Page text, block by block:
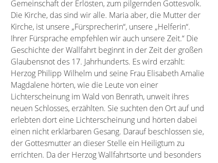
Gemeinschaft der Erlösten, zum pilgernden Gottesvolk.
Die Kirche, das sind wir alle. Maria aber, die Mutter der
Kirche, ist unsere „Fürsprecherin“, unsere „Helferin“.
Ihrer Fürsprache empfehlen wir auch unsere Zeit.“ Die
Geschichte der Wallfahrt beginnt in der Zeit der großen
Glaubensnot des 17. Jahrhunderts. Es wird erzählt:
Herzog Philipp Wilhelm und seine Frau Elisabeth Amalie
Magdalene hörten, wie die Leute von einer
Lichterscheinung im Wald von Benrath, unweit ihres
neuen Schlosses, erzählten. Sie suchten den Ort auf und
erlebten dort eine Lichterscheinung und hörten dabei
einen nicht erklärbaren Gesang. Darauf beschlossen sie,
der Gottesmutter an dieser Stelle ein Heiligtum zu
errichten. Da der Herzog Wallfahrtsorte und besonders